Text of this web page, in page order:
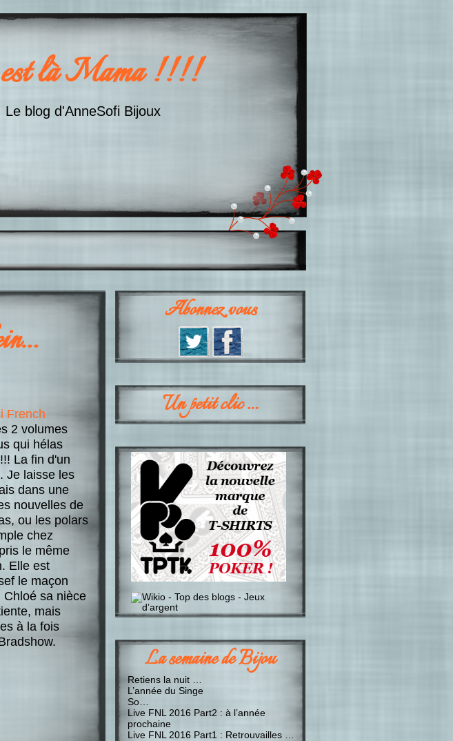
là Mama !!!!
Le blog d'AnneSofi Bijoux
French
2 volumes
qui hélas
La fin d'un
Je laisse les
dans une
nouvelles de
ou les polars
chez
le même
Elle est
le maçon
sa nièce
mais
à la fois
Abonnez vous
Un petit clic …
La semaine de Bijou
Retiens la nuit …
L’année du Singe
So…
Live FNL 2016 Part2 : à l’année
prochaine
Live FNL 2016 Part1 : Retrouvailles …